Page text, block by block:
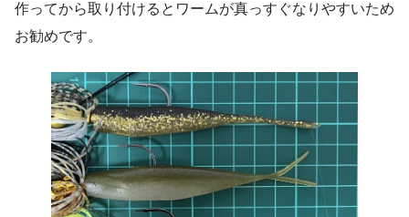
作ってから取り付けるとワームが真っすぐなりやすいため
お勧めです。